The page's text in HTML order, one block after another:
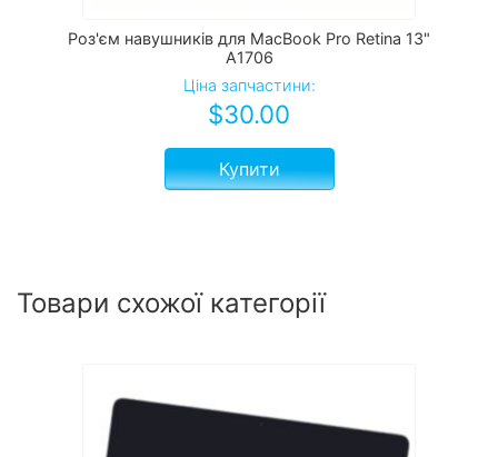
Роз'єм навушників для MacBook Pro Retina 13"
A1706
Ціна запчастини:
$30.00
Купити
Товари схожої категорії